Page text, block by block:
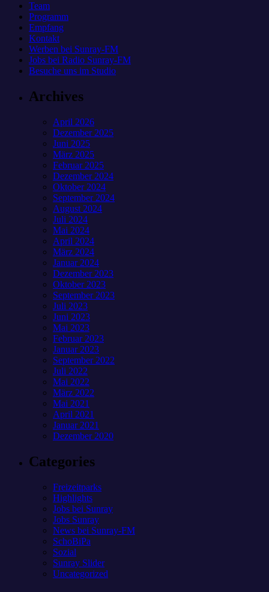
Team
Programm
Empfang
Kontakt
Werben bei Sunray-FM
Jobs bei Radio Sunray-FM
Besuche uns im Studio
Archives
April 2026
Dezember 2025
Juni 2025
März 2025
Februar 2025
Dezember 2024
Oktober 2024
September 2024
August 2024
Juli 2024
Mai 2024
April 2024
März 2024
Januar 2024
Dezember 2023
Oktober 2023
September 2023
Juli 2023
Juni 2023
Mai 2023
Februar 2023
Januar 2023
September 2022
Juli 2022
Mai 2022
März 2022
Mai 2021
April 2021
Januar 2021
Dezember 2020
Categories
Freizeitparks
Highlights
Jobs bei Sunray
Jobs Sunray
News bei Sunray-FM
SchoBiPa
Sozial
Sunray Slider
Uncategorized